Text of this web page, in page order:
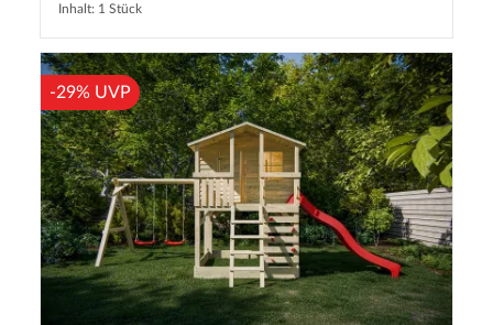
Inhalt: 1 Stück
-29% UVP